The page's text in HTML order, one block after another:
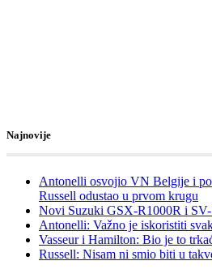
Najnovije
Antonelli osvojio VN Belgije i
Russell odustao u prvom krugu
Novi Suzuki GSX-R1000R i
Antonelli: Važno je iskoristiti
Vasseur i Hamilton: Bio je to
Russell: Nisam ni smio biti u